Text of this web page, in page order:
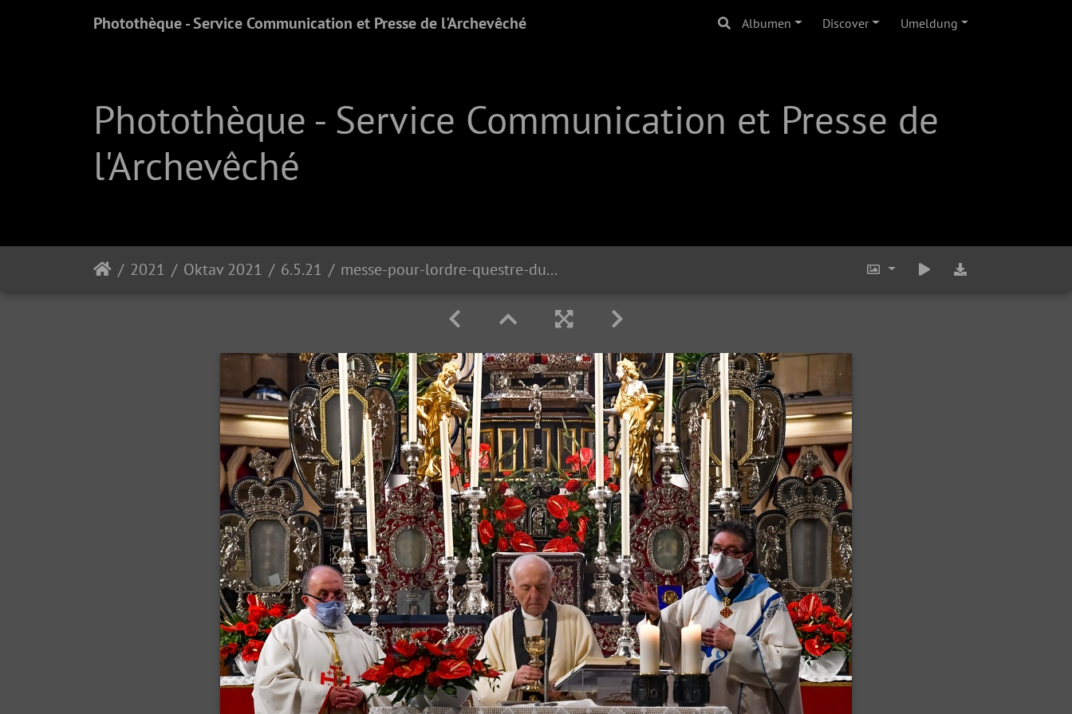
Photothèque - Service Communication et Presse de l'Archevêché Albumen Discover Umeldung
Photothèque - Service Communication et Presse de
l'Archevêché
2021 Oktav 2021 6.5.21 messe-pour-lordre-questre-du-saint-spulcre-de-jrusalem 51162217237 o